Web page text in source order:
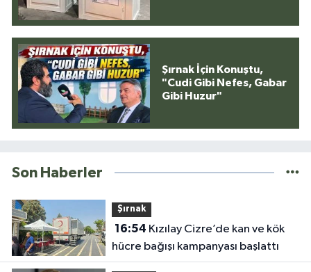
Şırnak İçin Konuştu,
"Cudi Gibi Nefes, Gabar
Gibi Huzur"
Son Haberler
Şırnak
16:54
hücre bağışı kampanyası başlattı